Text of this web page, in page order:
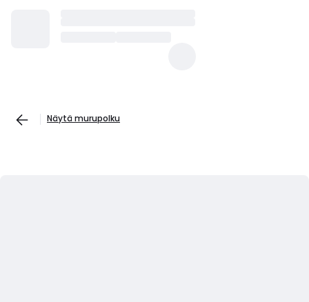
Näytä murupolku